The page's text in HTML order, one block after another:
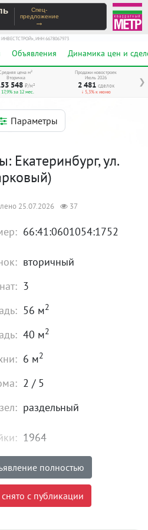
Спец-
предложение
→
ИНН 6678067973
Объявления Динамика цен и
❯
цена м²
Вторичка
548 ₽/м²
17,9% за 12 мес.
Продажи новостроек
Июль 2026
2 481 сделок
↓ 5,3% к июню
Параметры
Екатеринбург, ул.
25.07.2026 37
66:41:0601054:1752
вторичный
3
56 м2
40 м2
6 м2
2 / 5
раздельный
1964
плохое
5 300 000
полностью
с публикации